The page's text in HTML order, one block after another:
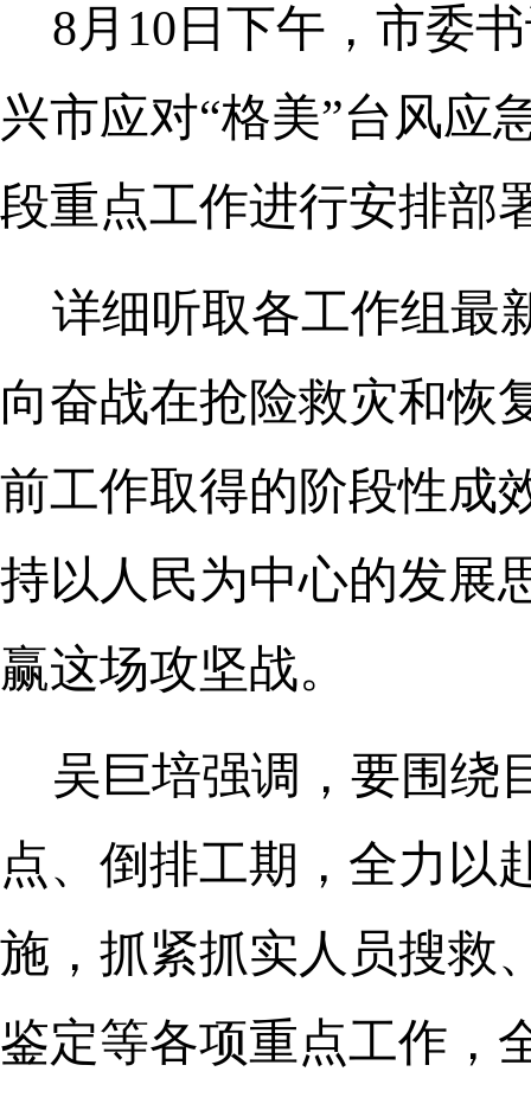
8月10日下午，市委
兴市应对“格美”台风应
段重点工作进行安排部
详细听取各工作组最
向奋战在抢险救灾和恢
前工作取得的阶段性成
持以人民为中心的发展
赢这场攻坚战。
吴巨培强调，要围绕
点、倒排工期，全力以
施，抓紧抓实人员搜救
鉴定等各项重点工作，